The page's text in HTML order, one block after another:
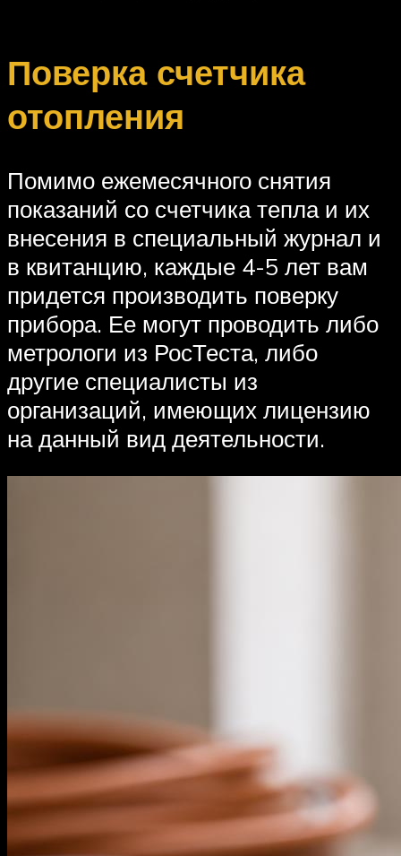
Поверка счетчика
отопления
Помимо ежемесячного снятия
показаний со счетчика тепла и их
внесения в специальный журнал и
в квитанцию, каждые 4-5 лет вам
придется производить поверку
прибора. Ее могут проводить либо
метрологи из РосТеста, либо
другие специалисты из
организаций, имеющих лицензию
на данный вид деятельности.